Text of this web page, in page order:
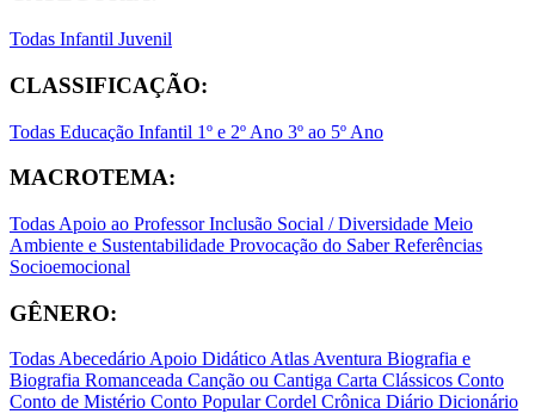
Todas Infantil Juvenil
CLASSIFICAÇÃO:
Todas Educação Infantil 1º e 2º Ano 3º ao 5º Ano
MACROTEMA:
Todas Apoio ao ProfessorInclusão Social / Diversidade Meio
Ambiente e Sustentabilidade Provocação do SaberReferências
Socioemocional
GÊNERO:
TodasAbecedárioApoio DidáticoAtlasAventura Biografia e
Biografia Romanceada Canção ou Cantiga Carta Clássicos Conto
Conto de Mistério Conto PopularCordel Crônica Diário Dicionário